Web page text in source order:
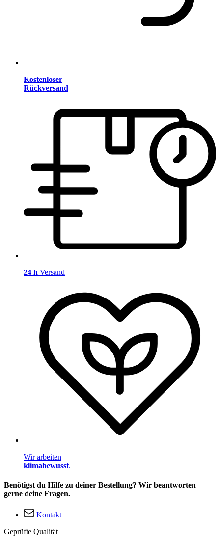
Kostenloser
Rückversand
24 h Versand
Wir arbeiten
klimabewusst.
Benötigst du Hilfe zu deiner Bestellung? Wir beantworten
gerne deine Fragen.
Kontakt
Geprüfte Qualität